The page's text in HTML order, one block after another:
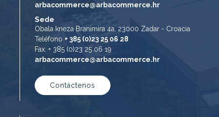
arbacommerce@arbacommerce.hr
Sede
Obala kneza Branimira 4a, 23000 Zadar - Croacia
Teléfono + 385 (0)23 25 06 28
Fax. + 385 (0)23 25 06 19
arbacommerce@arbacommerce.hr
Contáctenos